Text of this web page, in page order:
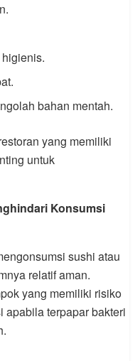
bahan mentah.
yang memiliki
untuk
Konsumsi
sushi atau
relatif aman.
yang memiliki risiko
apabila terpapar bakteri